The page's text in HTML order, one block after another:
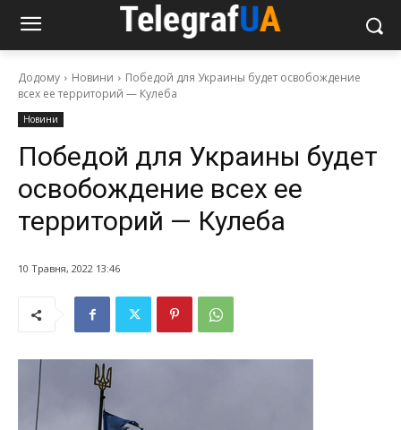
Додому Новини
Победой для Украины будет освобождение
всех ее территорий — Кулеба
Новини
Победой для Украины будет
освобождение всех ее
территорий — Кулеба
10 Травня, 2022 13:46